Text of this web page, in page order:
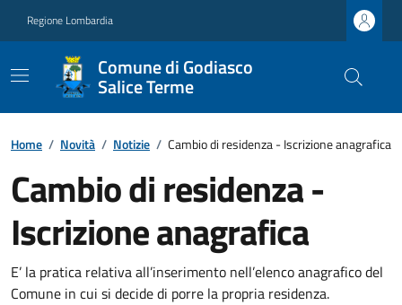
Regione Lombardia
Comune di Godiasco
Salice Terme
Home / Novità / Notizie / Cambio di residenza - Iscrizione anagrafica
Cambio di residenza -
Iscrizione anagrafica
E’ la pratica relativa all’inserimento nell’elenco anagrafico del
Comune in cui si decide di porre la propria residenza.